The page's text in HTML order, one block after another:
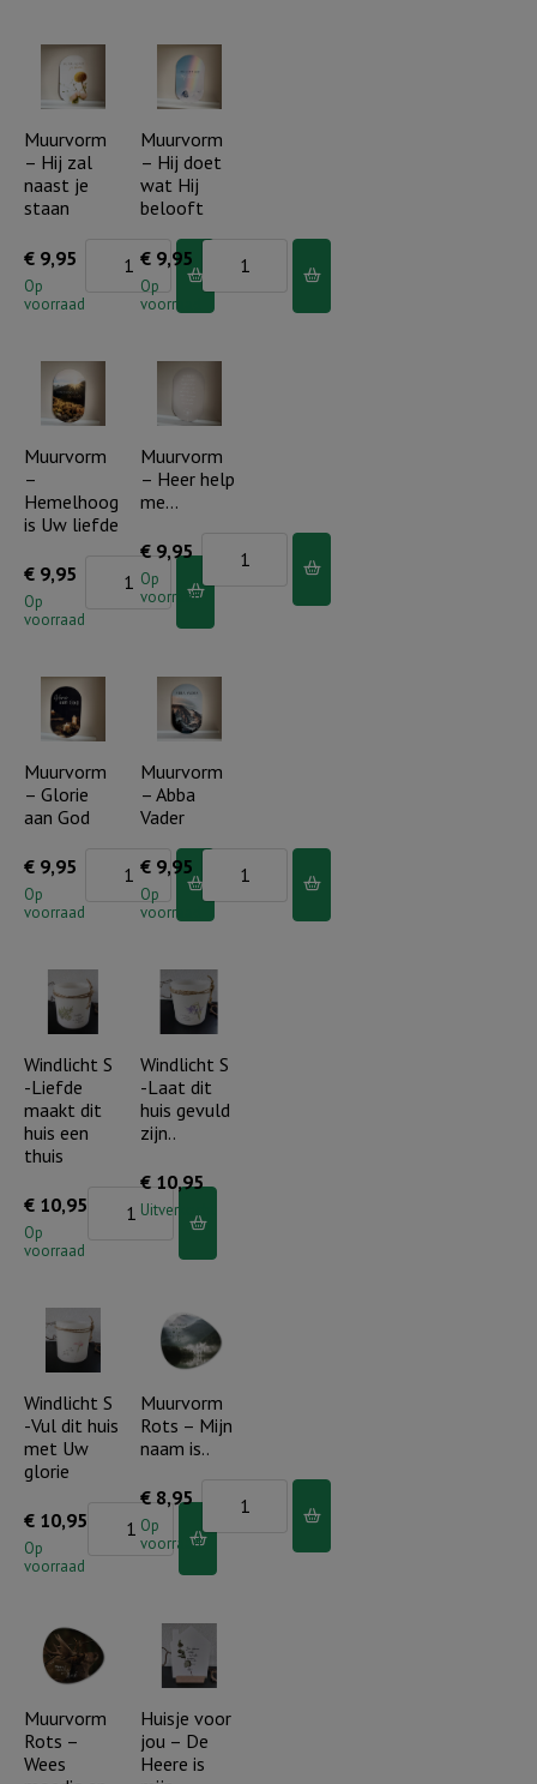
schijnen
Muurvorm
– Hij zal
naast je
staan
€ 9,95
Op
voorraad
Muurvorm
naast
je
staan
Muurvorm
– Hij doet
wat Hij
belooft
€ 9,95
Op
voorraad
Muurvorm
-
Hij
Hij
belooft
aantal
Muurvorm
–
Hemelhoog
is Uw liefde
€ 9,95
Op
voorraad
Muurvorm
Hemelhoog
liefde
aantal
Muurvorm
– Heer help
me…
€ 9,95
Op
voorraad
-
me...
aantal
Muurvorm
– Glorie
aan God
€ 9,95
Op
voorraad
Muurvorm
God
aantal
Muurvorm
– Abba
Vader
€ 9,95
Op
voorraad
-
Abba
aantal
Windlicht S
-Liefde
maakt dit
huis een
thuis
€ 10,95
Op
voorraad
Windlicht
maakt
dit
huis
een
Windlicht S
-Laat dit
huis gevuld
zijn..
€ 10,95
Uitverkocht
Windlicht S
-Vul dit huis
met Uw
glorie
€ 10,95
Op
voorraad
Windlicht
dit
huis
met
Muurvorm
Rots – Mijn
naam is..
€ 8,95
Op
voorraad
Muurvorm
Rots
naam
aantal
Muurvorm
Rots –
Wees
Huisje voor
jou – De
Heere is